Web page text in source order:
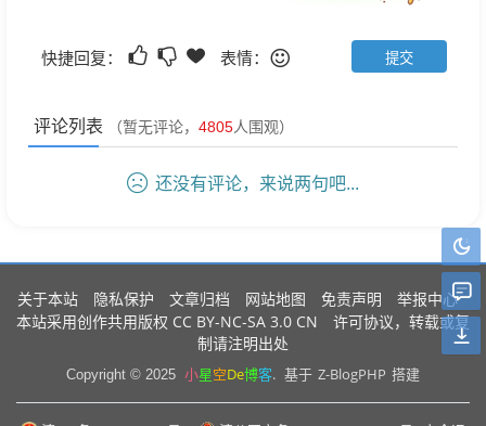
快捷回复： 表情：
评论列表 （暂无评论， 4805人围观）
还没有评论，来说两句吧...
关于本站 隐私保护 文章归档 网站地图 免责声明 举报中心
本站采用创作共用版权 CC BY-NC-SA 3.0 CN
许可协议，转载或复
制请注明出处
Copyright © 2025 小星空De博客. 基于 Z-BlogPHP 搭建